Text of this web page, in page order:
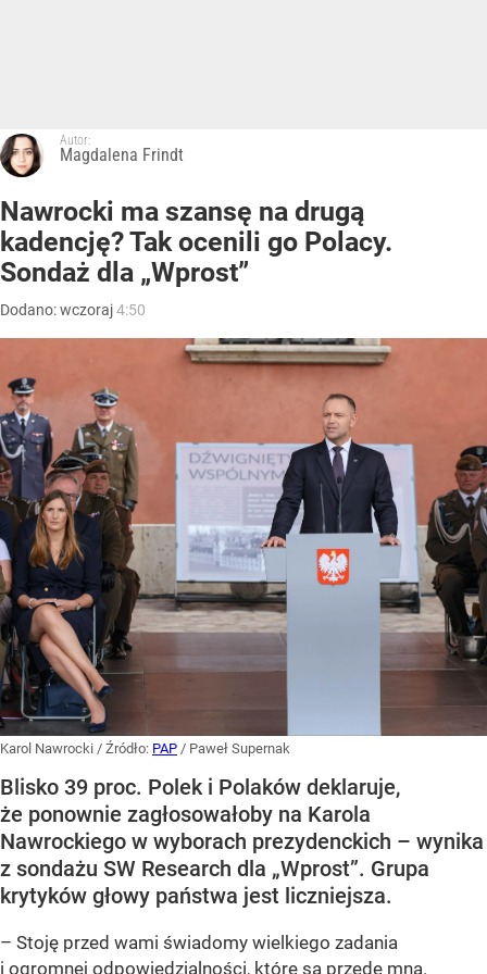
Autor:
Magdalena Frindt
Nawrocki ma szansę na drugą
kadencję? Tak ocenili go Polacy.
Sondaż dla „Wprost”
Dodano:wczoraj4:50
Karol Nawrocki / Źródło: PAP / Paweł Supernak
Blisko 39 proc. Polek i Polaków deklaruje,
że ponownie zagłosowałoby na Karola
Nawrockiego w wyborach prezydenckich – wynika
z sondażu SW Research dla „Wprost”. Grupa
krytyków głowy państwa jest liczniejsza.
– Stoję przed wami świadomy wielkiego zadania
i ogromnej odpowiedzialności, które są przede mną.